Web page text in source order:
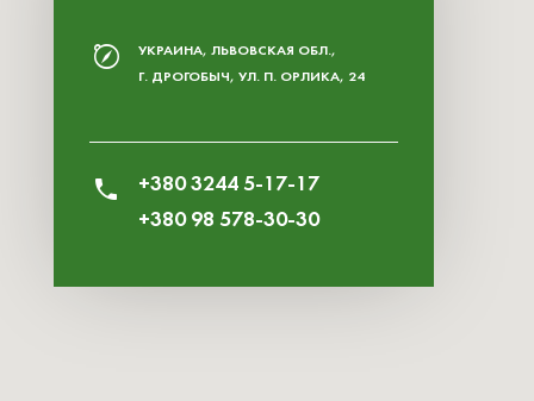
УКРАИНА, ЛЬВОВСКАЯ ОБЛ.,
Г. ДРОГОБЫЧ, УЛ. П. ОРЛИКА, 24
+380 3244 5-17-17
+380 98 578-30-30